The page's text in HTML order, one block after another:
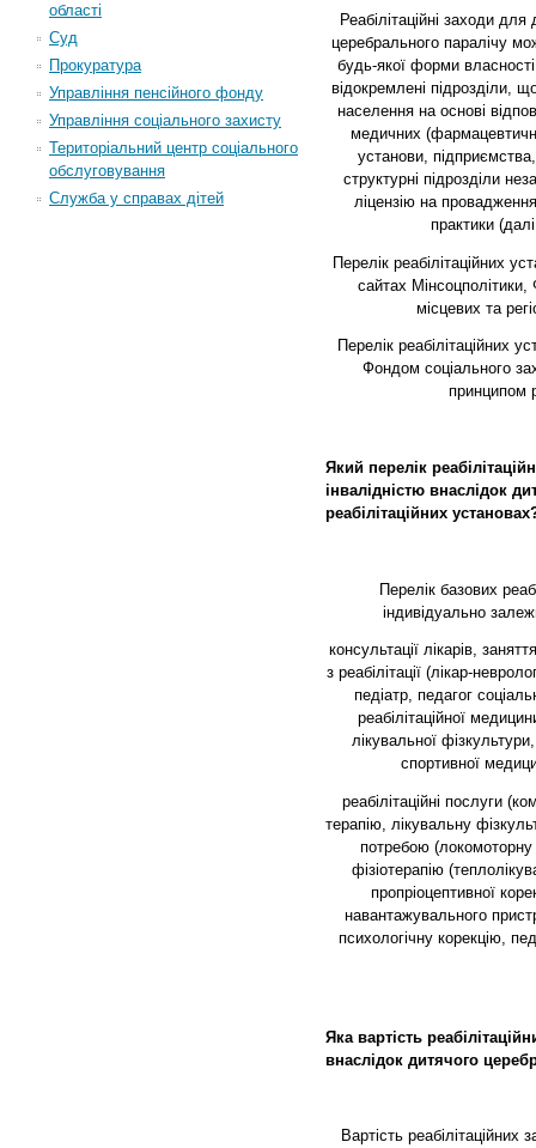
області
Суд
Прокуратура
Управління пенсійного фонду
Управління соціального захисту
Територіальний центр соціального
обслуговування
Служба у справах дітей
Реабілітаційні заходи для
церебрального паралічу
будь-якої форми
відокремлені підрозділи,
населення на основі
медичних
установи,
структурні підрозділи
ліцензію на
практики
Перелік реабілітаційних
сайтах Мінсоцполітики,
місцевих та
Перелік реабілітаційних
Фондом соціального
принципом
Який перелік
інвалідністю внаслідок
реабілітаційних
Перелік базових
індивідуально
консультації лікарів,
з реабілітації (лікар-
педіатр, педагог
реабілітаційної
лікувальної
спортивної
реабілітаційні послуги
терапію, лікувальну
потребою
фізіотерапію
пропріоцептивної
навантажувального
психологічну корекцію,
Яка вартість
внаслідок дитячого
Вартість